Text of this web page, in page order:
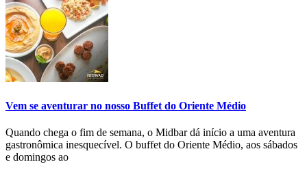
Vem se aventurar no nosso Buffet do Oriente Médio
Quando chega o fim de semana, o Midbar dá início a uma aventura
gastronômica inesquecível. O buffet do Oriente Médio, aos sábados
e domingos ao